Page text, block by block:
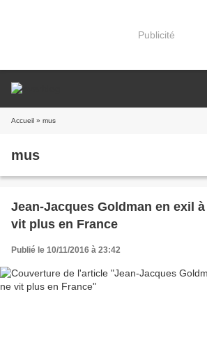
Publicité
Accueil » mus
mus
Jean-Jacques Gold­man en exil
vit plus en France
Publié le 10/11/2016 à 23:42